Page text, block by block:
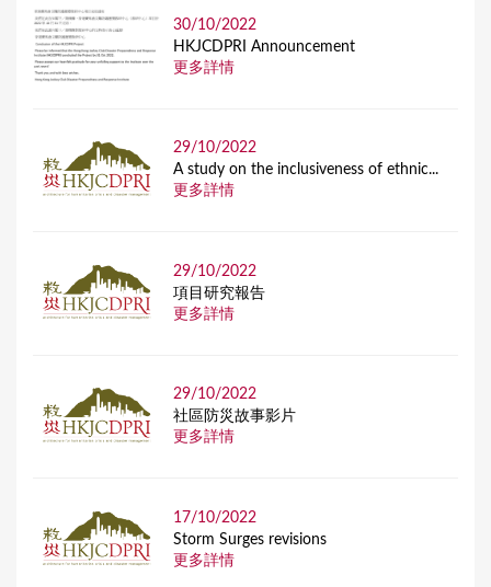
30/10/2022
HKJCDPRI Announcement
更多詳情
29/10/2022
A study on the inclusiveness of ethnic...
更多詳情
29/10/2022
項目研究報告
更多詳情
29/10/2022
社區防災故事影片
更多詳情
17/10/2022
Storm Surges revisions
更多詳情